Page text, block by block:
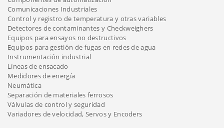
Comunicaciones Industriales
Control y registro de temperatura y otras variables
Detectores de contaminantes y Checkweighers
Equipos para ensayos no destructivos
Equipos para gestión de fugas en redes de agua
Instrumentación industrial
Líneas de ensacado
Medidores de energía
Neumática
Separación de materiales ferrosos
Válvulas de control y seguridad
Variadores de velocidad, Servos y Encoders